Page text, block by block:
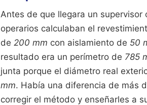
Antes de que llegara un supervisor
operarios calculaban el
de 200 mm con aislamiento de 50
resultado era un perímetro de 785
junta porque el diámetro real
mm. Había una diferencia de más
corregir el método y enseñarles a